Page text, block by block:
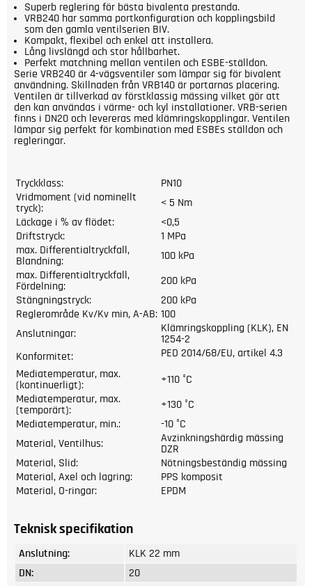
Superb reglering för bästa bivalenta prestanda.
VRB240 har samma portkonfiguration och kopplingsbild
som den gamla ventilserien BIV.
Kompakt, flexibel och enkel att installera.
Lång livslängd och stor hållbarhet.
Perfekt matchning mellan ventilen och ESBE-ställdon.
Serie VRB240 är 4-vägsventiler som lämpar sig för bivalent
användning. Skillnaden från VRB140 är portarnas placering.
Ventilen är tillverkad av förstklassig mässing vilket gör att
den kan användas i värme- och kyl installationer. VRB-serien
finns i DN20 och levereras med klämringskopplingar. Ventilen
lämpar sig perfekt för kombination med ESBEs ställdon och
regleringar.
Tryckklass:
PN10
Vridmoment (vid nominellt
tryck):
< 5 Nm
Läckage i % av flödet:
<0,5
Driftstryck:
1 MPa
max. Differentialtryckfall,
Blandning:
100 kPa
max. Differentialtryckfall,
Fördelning:
200 kPa
Stängningstryck:
200 kPa
Reglerområde Kv/Kv min, A-AB: 100
Anslutningar:
Klämringskoppling (KLK), EN
1254-2
Konformitet:
PED 2014/68/EU, artikel 4.3
Mediatemperatur, max.
(kontinuerligt):
+110 °C
Mediatemperatur, max.
(temporärt):
+130 °C
Mediatemperatur, min.:
-10 °C
Material, Ventilhus:
Avzinkningshärdig mässing
DZR
Material, Slid:
Nötningsbeständig mässing
Material, Axel och lagring:
PPS komposit
Material, O-ringar:
EPDM
Teknisk specifikation
Anslutning:
KLK 22 mm
DN:
20